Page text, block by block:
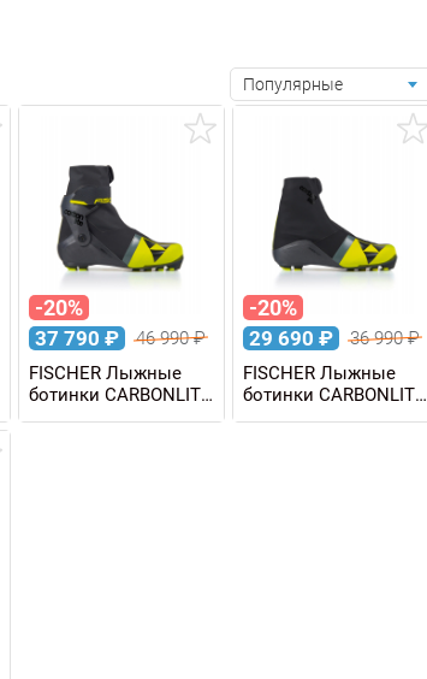
Популярные
-20%
37 790 ₽ 46 990₽
FISCHER Лыжные
ботинки CARBONLITE
SKATE
-20%
29 690 ₽ 36 990₽
FISCHER Лыжные
ботинки CARBONLITE
CLASSIC